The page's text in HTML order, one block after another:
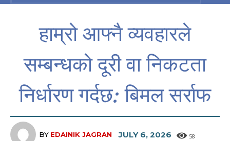
हाम्रो आफ्नै व्यवहारले
सम्बन्धको दूरी वा निकटता
निर्धारण गर्दछ: बिमल सर्राफ
BY EDAINIK JAGRAN JULY 6, 2026 58